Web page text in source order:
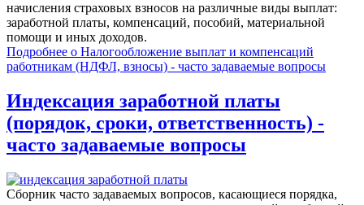
начисления страховых взносов на различные виды выплат:
заработной платы, компенсаций, пособий, материальной
помощи и иных доходов.
Подробнее о Налогообложение выплат и компенсаций
работникам (НДФЛ, взносы) - часто задаваемые вопросы
Индексация заработной платы
(порядок, сроки, ответственность) -
часто задаваемые вопросы
Сборник часто задаваемых вопросов, касающиеся порядка,